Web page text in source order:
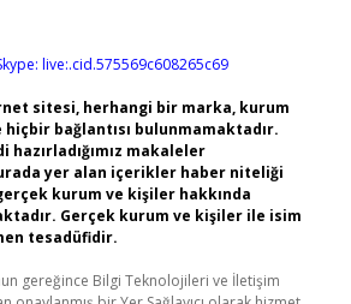
live:.cid.575569c608265c69
sitesi, herhangi bir marka, kurum
bağlantısı bulunmamaktadır.
hazırladığımız makaleler
yer alan içerikler haber niteliği
kurum ve kişiler hakkında
Gerçek kurum ve kişiler ile isim
tesadüfidir.
gereğince Bilgi Teknolojileri ve İletişim